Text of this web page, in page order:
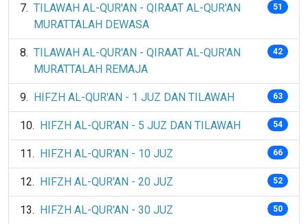
TILAWAH AL-QUR'AN - QIRAAT AL-QUR'AN
MURATTALAH DEWASA
51
TILAWAH AL-QUR'AN - QIRAAT AL-QUR'AN
MURATTALAH REMAJA
42
HIFZH AL-QUR'AN - 1 JUZ DAN TILAWAH 63
HIFZH AL-QUR'AN - 5 JUZ DAN TILAWAH 54
HIFZH AL-QUR'AN - 10 JUZ 66
HIFZH AL-QUR'AN - 20 JUZ 52
HIFZH AL-QUR'AN - 30 JUZ 50